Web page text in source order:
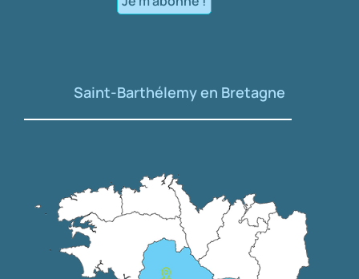
Saint-Barthélemy en Bretagne